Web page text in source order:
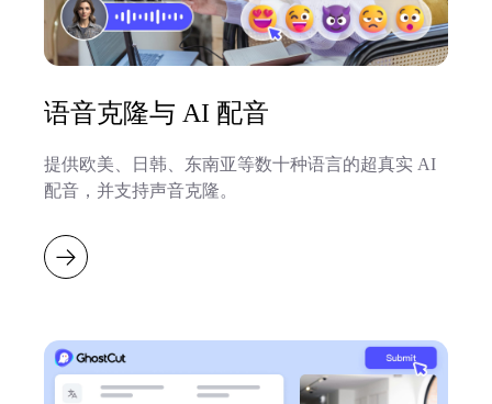
语音克隆与 AI 配音
提供欧美、日韩、东南亚等数十种语言的超真实 AI
配音，并支持声音克隆。